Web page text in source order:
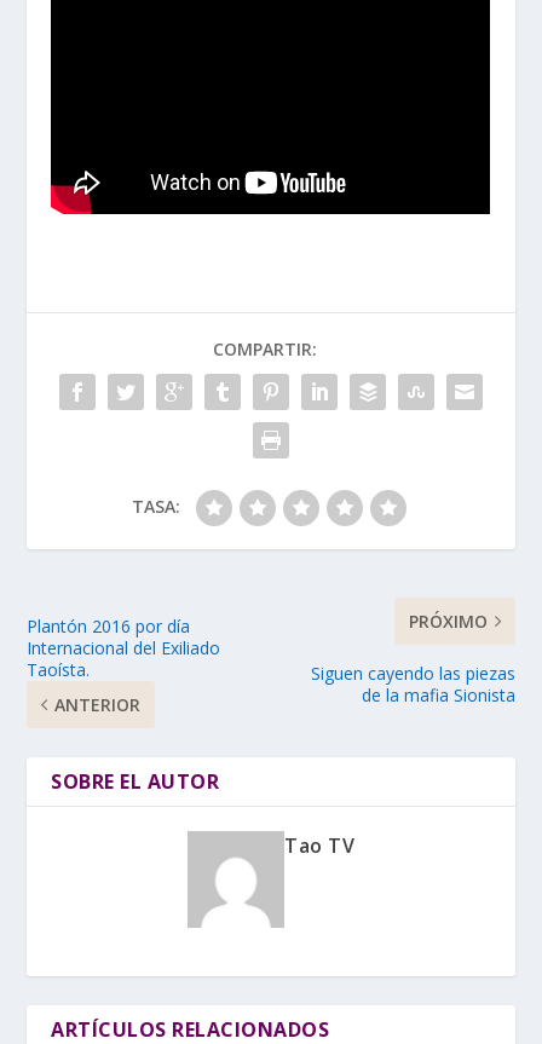
COMPARTIR:
TASA:
Plantón 2016 por día
Internacional del Exiliado
Taoísta.
ANTERIOR
PRÓXIMO
Siguen cayendo las piezas
de la mafia Sionista
SOBRE EL AUTOR
Tao TV
ARTÍCULOS RELACIONADOS